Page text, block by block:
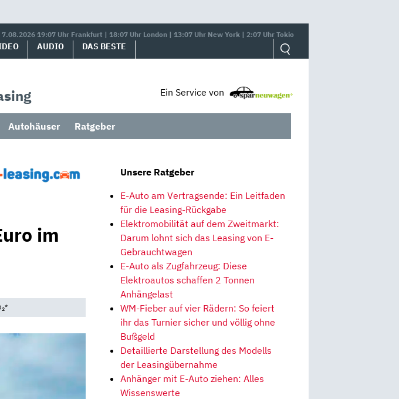
7.08.2026 19:07 Uhr Frankfurt | 18:07 Uhr London | 13:07 Uhr New York | 2:07 Uhr Tokio
AUDIO DAS BESTE
Ein Service von
Autohäuser Ratgeber
im
2*
Unsere Ratgeber
E-Auto am Vertragsende: Ein Leitfaden
für die Leasing-Rückgabe
Elektromobilität auf dem Zweitmarkt:
Darum lohnt sich das Leasing von E-
Gebrauchtwagen
E-Auto als Zugfahrzeug: Diese
Elektroautos schaffen 2 Tonnen
Anhängelast
WM-Fieber auf vier Rädern: So feiert
ihr das Turnier sicher und völlig ohne
Bußgeld
Detaillierte Darstellung des Modells
der Leasingübernahme
Anhänger mit E-Auto ziehen: Alles
Wissenswerte